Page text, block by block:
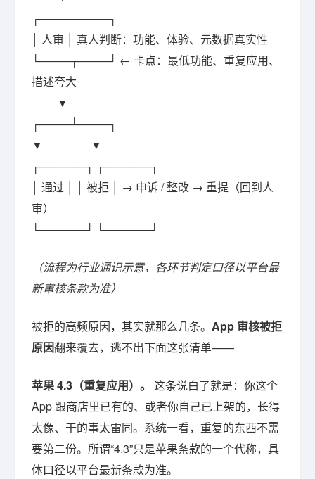
┌─────────┐
│ 人审 │ 真人判断：功能、体验、元数据真实性
└────┬────┘ ← 卡点：最低功能、重复应用、
描述夸大
▼
┌────┴────┐
▼ ▼
┌──────┐ ┌──────┐
│ 通过 │ │ 被拒 │ → 申诉 / 整改 → 重提（回到人
审）
└──────┘ └──────┘
（流程为行业通识示意，各环节判定口径以平台最
新审核条款为准）
被拒的高频原因，其实就那么几条。 App 审核被拒
原因翻来覆去，逃不出下面这张清单——
苹果 4.3（重复应用）。 这条说白了就是：你这个
App 跟商店里已有的、或者你自己已上架的，长得
太像、干的事太雷同。系统一看，重复的东西不需
要第二份。所谓“4.3”只是苹果条款的一个代称，具
体口径以平台最新条款为准。